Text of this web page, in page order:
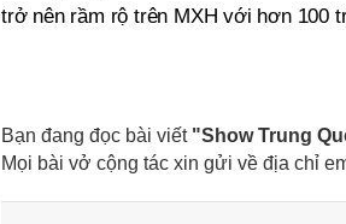
trở nên rầm rộ trên MXH với hơn 100
Bạn đang đọc bài viết "Show Trung
Mọi bài vở cộng tác xin gửi về địa chỉ